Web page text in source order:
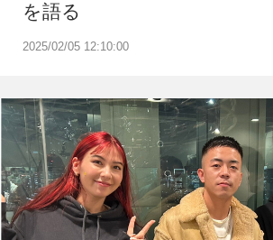
2025/02/05 12:10:00
を語る